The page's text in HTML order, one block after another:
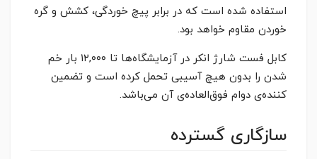
استفاده شده است که در برابر پیچ خوردگی، کشش و گره
خوردن مقاوم خواهد بود.
کابل فست شارژ انکر در آزمایشگاه‌ها تا ۱۲,۰۰۰ بار خم
شدن را بدون هیچ آسیبی تحمل کرده است و تضمین
کننده‌ی دوام فوق‌العاده‌ی آن می‌باشد.
سازگاری گسترده